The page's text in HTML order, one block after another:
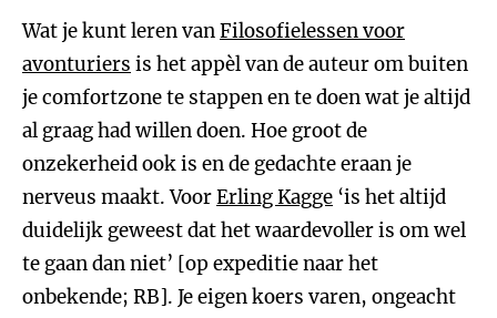
Wat je kunt leren vanFilosofielessen voor
avonturiers is het appèl van de auteur om buiten
je comfortzone te stappen en te doen wat je altijd
al graag had willen doen. Hoe groot de
onzekerheid ook is en de gedachte eraan je
nerveus maakt. VoorErling Kagge ‘is het altijd
duidelijk geweest dat het waardevoller is om wel
te gaan dan niet’ [op expeditie naar het
onbekende; RB]. Je eigen koers varen, ongeacht